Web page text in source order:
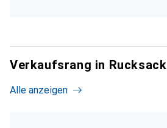
Verkaufsrang in Rucksack
Alle anzeigen